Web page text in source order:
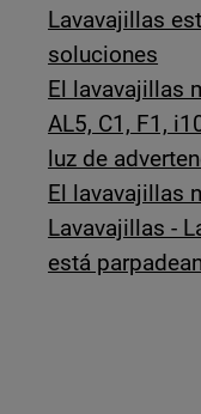
Lavavajillas
soluciones
El lavavajillas
AL5, C1, F1,
luz de
El lavavajillas
Lavavajillas -
está